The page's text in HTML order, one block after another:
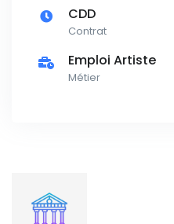
CDD
Contrat
Emploi Artiste
Métier